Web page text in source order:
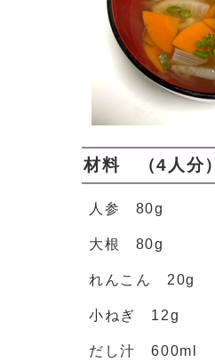
材料 （4人分）
人参 80g
大根 80g
れんこん 20g
小ねぎ 12g
だし汁 600ml